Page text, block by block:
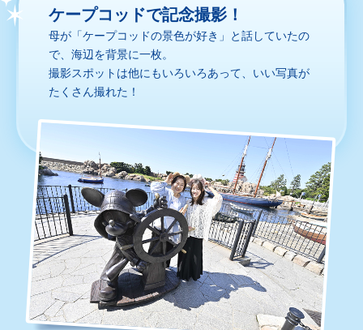
ケープコッドで記念撮影！
母が「ケープコッドの景色が好き」と話していたの
で、海辺を背景に一枚。
撮影スポットは他にもいろいろあって、いい写真が
たくさん撮れた！